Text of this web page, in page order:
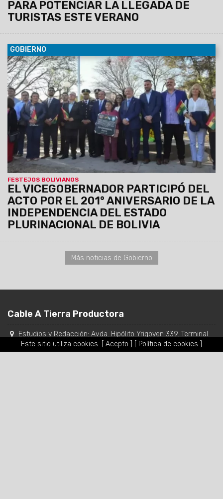
Este sitio utiliza cookies. [ Acepto ] [ Política de cookies ]
PARA POTENCIAR LA LLEGADA DE
TURISTAS ESTE VERANO
GOBIERNO
FESTEJOS BOLIVIANOS
EL VICEGOBERNADOR PARTICIPÓ DEL
ACTO POR EL 201° ANIVERSARIO DE LA
INDEPENDENCIA DEL ESTADO
PLURINACIONAL DE BOLIVIA
07/08/2026 Antonio Marocco acompañó la
conmemoración del Consulado de Bolivia en Salta, donde se
destacó la histórica hermandad entre ambos pueblos y el
aporte de la comunidad boliviana al desarrollo de la provincia.
Más noticias de Gobierno
Cable A Tierra Productora
Estudios y Redacción: Avda. Hipólito Yrigoyen 339. Terminal
Salta, Oficina 19 B,Ciudad de Salta-Salta, Argentina
Tel.:(0387) 422-2706/431-6056